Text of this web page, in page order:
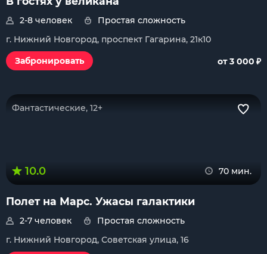
2-8 человек
Простая сложность
г. Нижний Новгород, проспект Гагарина, 21к10
Забронировать
от 3 000 ₽
Фантастические, 12+
10.0 70 мин.
Полет на Марс. Ужасы галактики
2-7 человек
Простая сложность
г. Нижний Новгород, Советская улица, 16